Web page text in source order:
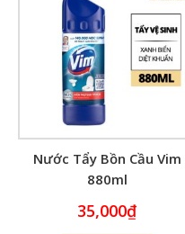
Nước Tẩy Bồn Cầu Vim
880ml
35,000₫